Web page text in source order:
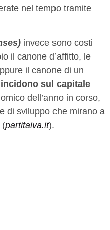
nel tempo tramite
invece sono costi
il canone d’affitto, le
il canone di un
incidono sul capitale
dell’anno in corso,
di sviluppo che mirano a
(partitaiva.it).